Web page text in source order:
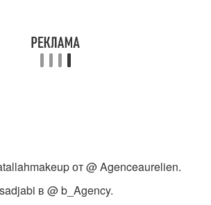
от @ Agenceaurelien.
в @ b_Agency.